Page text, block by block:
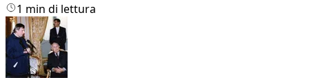
1 min di lettura